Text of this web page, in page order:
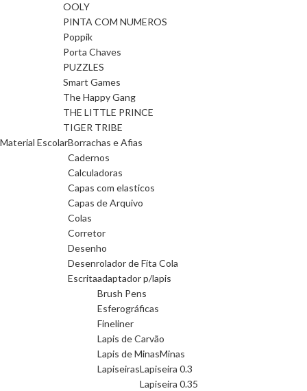
OOLY
PINTA COM NUMEROS
Poppik
Porta Chaves
PUZZLES
Smart Games
The Happy Gang
THE LITTLE PRINCE
TIGER TRIBE
Material EscolarBorrachas e Afias
Cadernos
Calculadoras
Capas com elasticos
Capas de Arquivo
Colas
Corretor
Desenho
Desenrolador de Fita Cola
Escritaadaptador p/lapis
Brush Pens
Esferográficas
Fineliner
Lapis de Carvão
Lapis de MinasMinas
LapiseirasLapiseira 0.3
Lapiseira 0.35